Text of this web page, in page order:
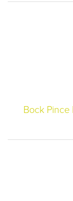
Bock Pince